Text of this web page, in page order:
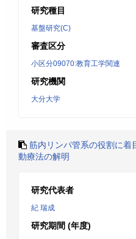
研究種目
基盤研究(C)
審査区分
小区分09070:教育工学関連
研究機関
大分大学
筋内リンパ管系の役割に着
動療法の解明
研究代表者
紀 瑞成
研究期間 (年度)